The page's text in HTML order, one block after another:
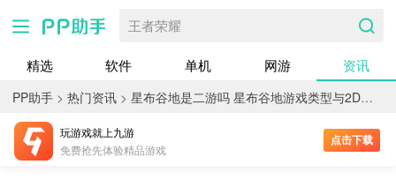
王者荣耀
精选 软件 单机 网游 资讯
PP助手 > 热门资讯 > 星布谷地是二游吗 星布谷地游戏类型与2D画面解析
玩游戏就上九游
免费抢先体验精品游戏
点击下载